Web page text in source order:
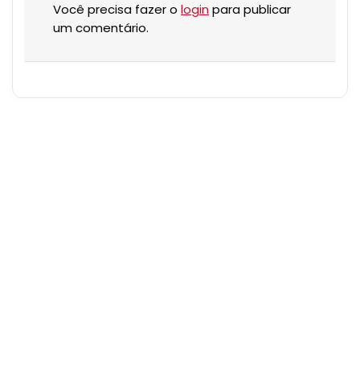
Você precisa fazer o login para publicar
um comentário.